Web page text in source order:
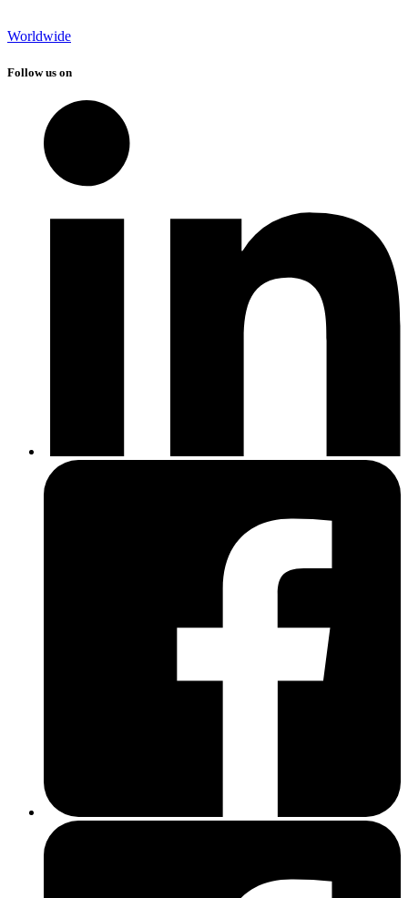
Worldwide
Follow us on